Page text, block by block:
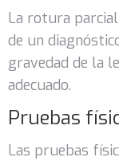
La rotura
de un
gravedad de la
adecuado.
Pruebas
Las pruebas